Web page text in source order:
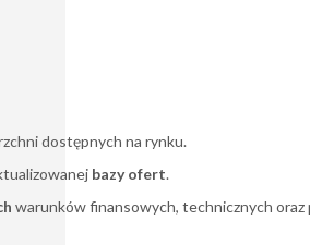
dostępnych na rynku.
bazy ofert.
warunków finansowych, technicznych oraz